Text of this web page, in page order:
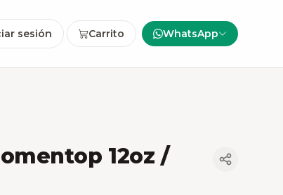
sesión Carrito WhatsApp
12oz /